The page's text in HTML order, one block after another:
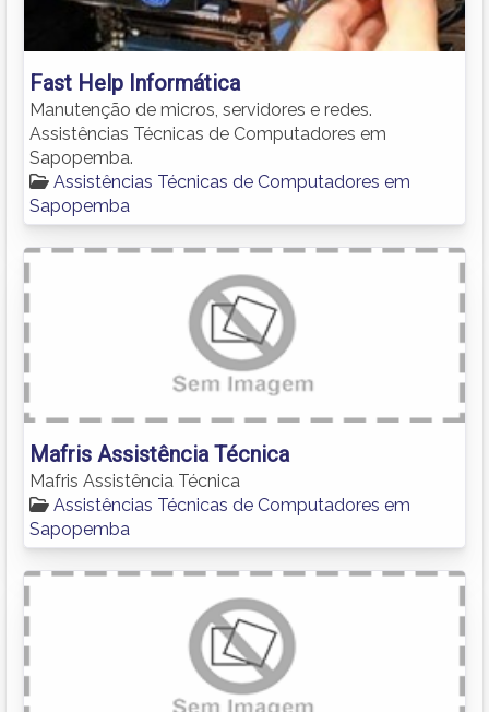
Fast Help Informática
Manutenção de micros, servidores e redes.
Assistências Técnicas de Computadores em
Sapopemba.
Assistências Técnicas de Computadores em
Sapopemba
Mafris Assistência Técnica
Mafris Assistência Técnica
Assistências Técnicas de Computadores em
Sapopemba